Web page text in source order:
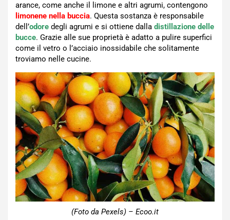
arance, come anche il limone e altri agrumi, contengono
limonene nella buccia. Questa sostanza è responsabile
dell’odore degli agrumi e si ottiene dalla distillazione delle
bucce. Grazie alle sue proprietà è adatto a pulire superfici
come il vetro o l’acciaio inossidabile che solitamente
troviamo nelle cucine.
(Foto da Pexels) – Ecoo.it